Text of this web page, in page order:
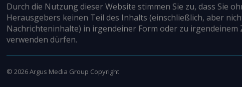
Durch die Nutzung dieser Website stimmen Sie zu, dass Sie
Herausgebers keinen Teil des Inhalts (einschließlich, aber
Nachrichteninhalte) in irgendeiner Form oder zu
verwenden dürfen.
© 2026Argus Media Group Copyright